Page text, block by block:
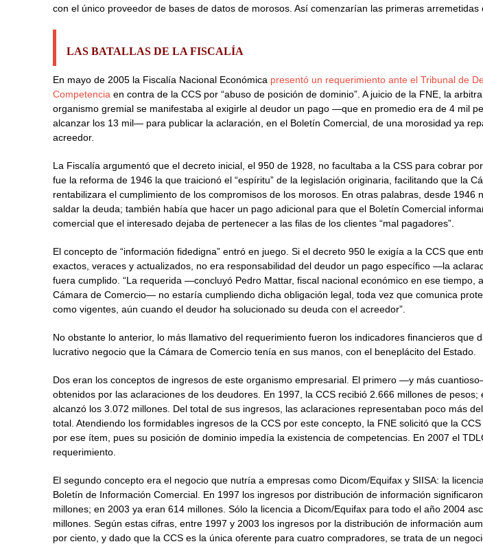
con el único proveedor de bases de datos de morosos. Así comenzarían las primeras arremetidas
LAS BATALLAS DE LA FISCALÍA
En mayo de 2005 la Fiscalía Nacional Económica presentó un requerimiento ante el Tribunal de
Competencia en contra de la CCS por “abuso de posición de dominio”. A juicio de la FNE, la
organismo gremial se manifestaba al exigirle al deudor un pago —que en promedio era de 4 mil
alcanzar los 13 mil— para publicar la aclaración, en el Boletín Comercial, de una morosidad ya
acreedor.
La Fiscalía argumentó que el decreto inicial, el 950 de 1928, no facultaba a la CSS para cobrar
fue la reforma de 1946 la que traicionó el “espíritu” de la legislación originaria, facilitando que la
rentabilizara el cumplimiento de los compromisos de los morosos. En otras palabras, desde 1946
saldar la deuda; también había que hacer un pago adicional para que el Boletín Comercial
comercial que el interesado dejaba de pertenecer a las filas de los clientes “mal pagadores”.
El concepto de “información fidedigna” entró en juego. Si el decreto 950 le exigía a la CCS que
exactos, veraces y actualizados, no era responsabilidad del deudor un pago específico —la
fuera cumplido. “La requerida —concluyó Pedro Mattar, fiscal nacional económico en ese tiempo,
Cámara de Comercio— no estaría cumpliendo dicha obligación legal, toda vez que comunica
como vigentes, aún cuando el deudor ha solucionado su deuda con el acreedor”.
No obstante lo anterior, lo más llamativo del requerimiento fueron los indicadores financieros que
lucrativo negocio que la Cámara de Comercio tenía en sus manos, con el beneplácito del Estado.
Dos eran los conceptos de ingresos de este organismo empresarial. El primero —y más
obtenidos por las aclaraciones de los deudores. En 1997, la CCS recibió 2.666 millones de pesos;
alcanzó los 3.072 millones. Del total de sus ingresos, las aclaraciones representaban poco más
total. Atendiendo los formidables ingresos de la CCS por este concepto, la FNE solicitó que la
por ese ítem, pues su posición de dominio impedía la existencia de competencias. En 2007 el
requerimiento.
El segundo concepto era el negocio que nutría a empresas como Dicom/Equifax y SIISA: la
Boletín de Información Comercial. En 1997 los ingresos por distribución de información
millones; en 2003 ya eran 614 millones. Sólo la licencia a Dicom/Equifax para todo el año 2004
millones. Según estas cifras, entre 1997 y 2003 los ingresos por la distribución de información
por ciento, y dado que la CCS es la única oferente para cuatro compradores, se trata de un